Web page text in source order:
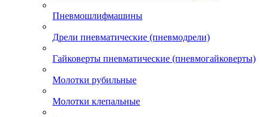
Пневмошлифмашины
Дрели пневматические (пневмодрели)
Гайковерты пневматические (пневмогайковерты)
Молотки рубильные
Молотки клепальные